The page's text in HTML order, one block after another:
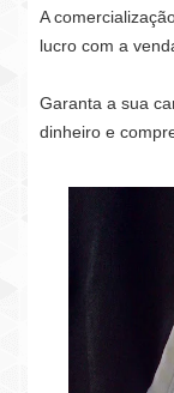
A
lucro com a
Garanta a sua
dinheiro e